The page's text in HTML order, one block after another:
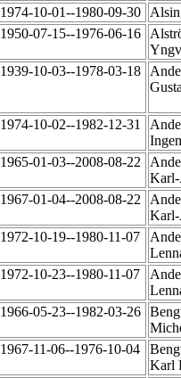
1974-10-01--1980-09-30
1950-07-15--1976-06-16
1939-10-03--1978-03-18
1974-10-02--1982-12-31
1965-01-03--2008-08-22
1967-01-04--2008-08-22
1972-10-19--1980-11-07
1972-10-23--1980-11-07
1966-05-23--1982-03-26
1967-11-06--1976-10-04
Karl